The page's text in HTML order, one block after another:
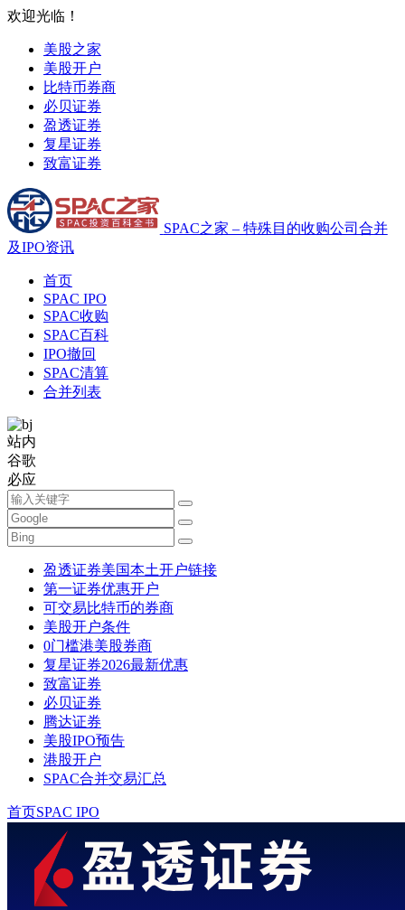
欢迎光临！
美股之家
美股开户
比特币券商
必贝证券
盈透证券
复星证券
致富证券
SPAC之家 – 特殊目的收购公司合并
及IPO资讯
首页
SPAC IPO
SPAC收购
SPAC百科
IPO撤回
SPAC清算
合并列表
站内
谷歌
必应
盈透证券美国本土开户链接
第一证券优惠开户
可交易比特币的券商
美股开户条件
0门槛港美股券商
复星证券2026最新优惠
致富证券
必贝证券
腾达证券
美股IPO预告
港股开户
SPAC合并交易汇总
首页SPAC IPO